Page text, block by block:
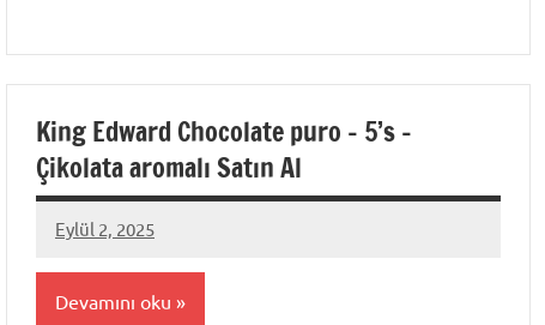
King Edward Chocolate puro – 5’s –
Çikolata aromalı Satın Al
Eylül 2, 2025
admin
Devamını oku